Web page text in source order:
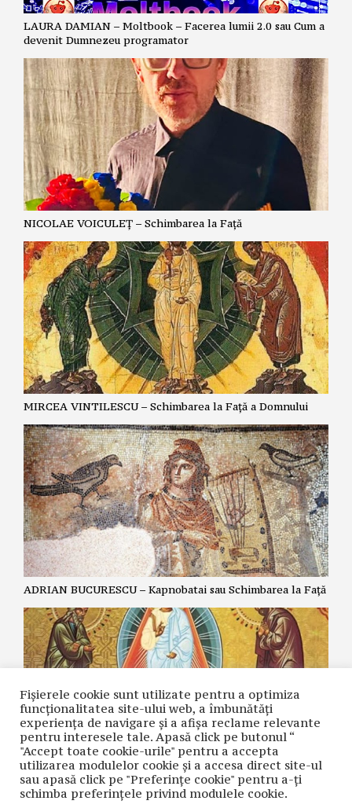
LAURA DAMIAN – Moltbook – Facerea lumii 2.0 sau Cum a
devenit Dumnezeu programator
NICOLAE VOICULEȚ – Schimbarea la Față
MIRCEA VINTILESCU – Schimbarea la Față a Domnului
ADRIAN BUCURESCU – Kapnobatai sau Schimbarea la Față
ZOE DANTES – Schimbarea la Față și cea de-a cincea
Evanghelie.
Fișierele cookie sunt utilizate pentru a optimiza
funcţionalitatea site-ului web, a îmbunătăţi
experienţa de navigare şi a afişa reclame relevante
pentru interesele tale. Apasă click pe butonul “
"Accept toate cookie-urile" pentru a accepta
utilizarea modulelor cookie şi a accesa direct site-ul
sau apasă click pe "Preferințe cookie" pentru a-ţi
schimba preferinţele privind modulele cookie.